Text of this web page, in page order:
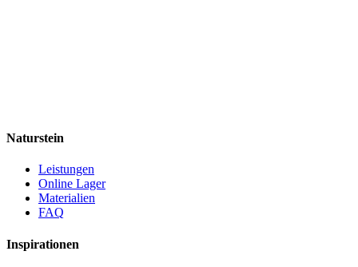
Naturstein
Leistungen
Online Lager
Materialien
FAQ
Inspirationen